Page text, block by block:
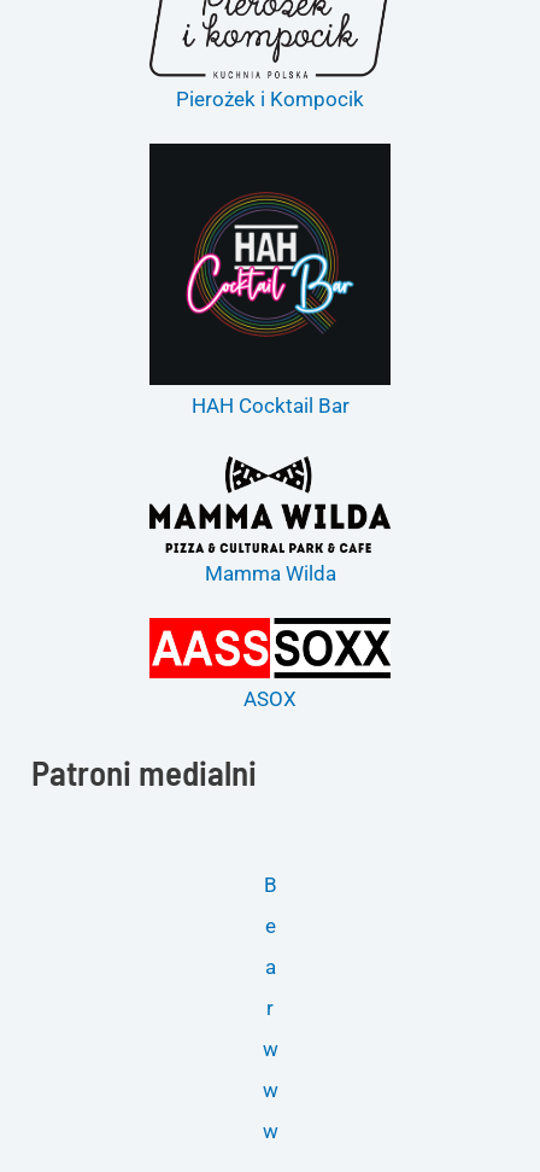
Pierożek i Kompocik
HAH Cocktail Bar
Mamma Wilda
ASOX
Patroni medialni
B
e
a
r
w
w
w